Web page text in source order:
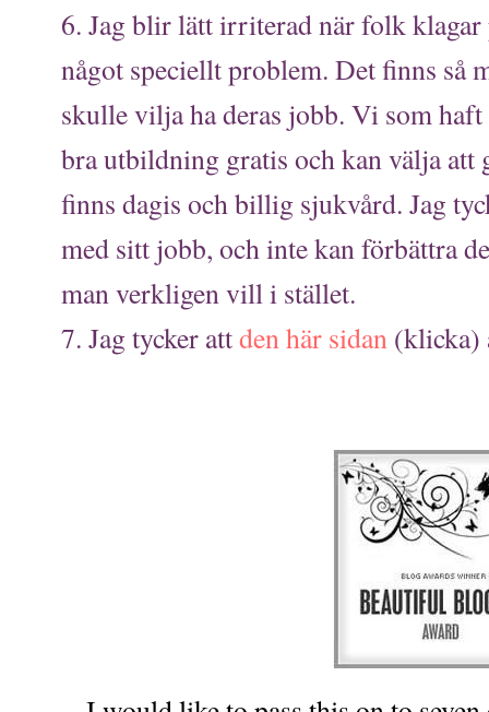
6. Jag blir lätt irriterad när folk klagar
något speciellt problem. Det finns så
skulle vilja ha deras jobb. Vi som
bra utbildning gratis och kan välja att
finns dagis och billig sjukvård. Jag
med sitt jobb, och inte kan förbättra
man verkligen vill i stället.
7. Jag tycker attden här sidan (klicka)